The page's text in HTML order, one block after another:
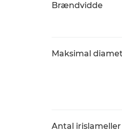
Brændvidde
Maksimal
Antal irislameller